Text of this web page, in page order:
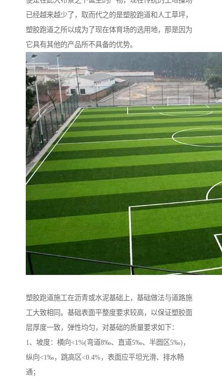
已经越来越少了，取而代之的是塑胶跑道和人工草坪，
塑胶跑道之所以成为了现在体育场的选用地，那是因为
它具有其他的产品所不具备的优势。
塑胶跑道施工在沥青或水泥基础上，基础做法与道路施
工大致相同。基础表面平整度要求较高，以保证塑胶面
层厚度一致，弹性均匀，对基础的质量要求如下：
1、坡度：横向<1%(弯道8‰、直道5‰、半圆区5‰)，
纵向<1‰，跳高区<0.4%，表面应平坦光滑、排水畅
通；